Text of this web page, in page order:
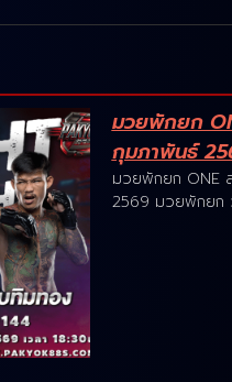
มวยพักยก
กุมภาพันธ์
มวยพักยก ONE
2569 มวยพักยก